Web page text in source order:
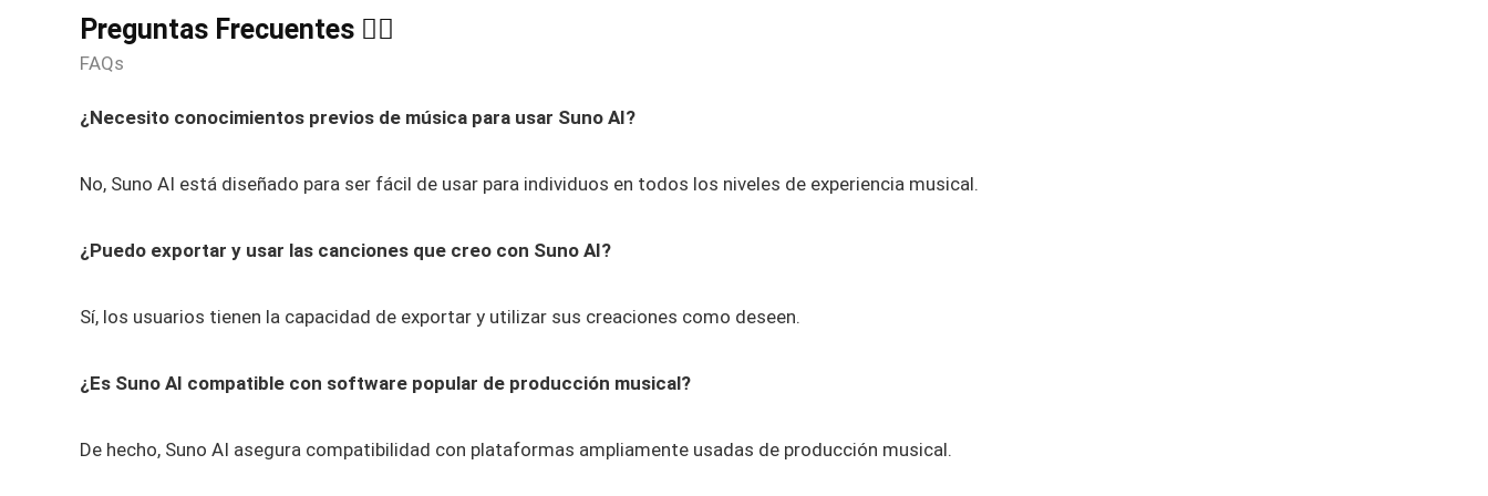
Preguntas Frecuentes 🙋‍♀️
FAQs
¿Necesito conocimientos previos de música para usar Suno AI?
No, Suno AI está diseñado para ser fácil de usar para individuos en todos los niveles de experiencia musical.
¿Puedo exportar y usar las canciones que creo con Suno AI?
Sí, los usuarios tienen la capacidad de exportar y utilizar sus creaciones como deseen.
¿Es Suno AI compatible con software popular de producción musical?
De hecho, Suno AI asegura compatibilidad con plataformas ampliamente usadas de producción musical.